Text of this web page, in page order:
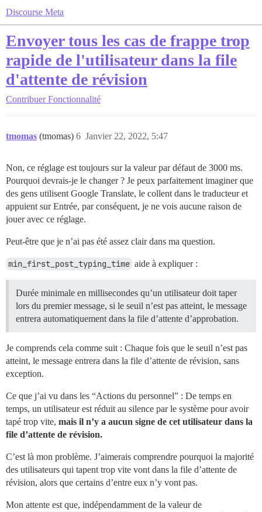
Discourse Meta
Envoyer tous les cas de frappe trop
rapide de l'utilisateur dans la file
d'attente de révision
Contribuer Fonctionnalité
tmomas (tmomas) Janvier 22, 2022, 5:47
6
Non, ce réglage est toujours sur la valeur par défaut de 3000 ms.
Pourquoi devrais-je le changer ? Je peux parfaitement imaginer que
des gens utilisent Google Translate, le collent dans le traducteur et
appuient sur Entrée, par conséquent, je ne vois aucune raison de
jouer avec ce réglage.
Peut-être que je n’ai pas été assez clair dans ma question.
min_first_post_typing_time aide à expliquer :
Durée minimale en millisecondes qu’un utilisateur doit taper
lors du premier message, si le seuil n’est pas atteint, le message
entrera automatiquement dans la file d’attente d’approbation.
Je comprends cela comme suit : Chaque fois que le seuil n’est pas
atteint, le message entrera dans la file d’attente de révision, sans
exception.
Ce que j’ai vu dans les “Actions du personnel” : De temps en
temps, un utilisateur est réduit au silence par le système pour avoir
tapé trop vite, mais il n’y a aucun signe de cet utilisateur dans la
file d’attente de révision.
C’est là mon problème. J’aimerais comprendre pourquoi la majorité
des utilisateurs qui tapent trop vite vont dans la file d’attente de
révision, alors que certains d’entre eux n’y vont pas.
Mon attente est que, indépendamment de la valeur de